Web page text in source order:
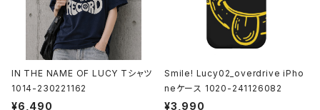
IN THE NAME OF LUCY Tシャツ
1014-230221162
¥6,490
Smile! Lucy02_overdrive iPho
neケース 1020-241126082
¥3,990